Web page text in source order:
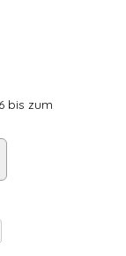
bis zum